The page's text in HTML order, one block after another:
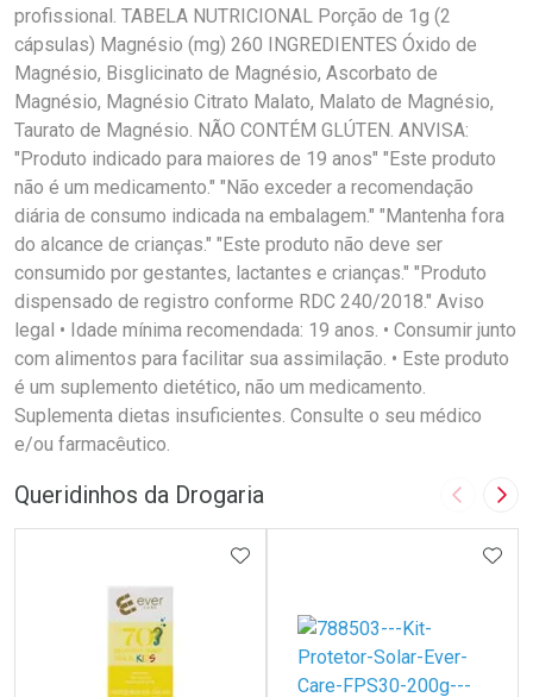
profissional. TABELA NUTRICIONAL Porção de 1g (2
cápsulas) Magnésio (mg) 260 INGREDIENTES Óxido de
Magnésio, Bisglicinato de Magnésio, Ascorbato de
Magnésio, Magnésio Citrato Malato, Malato de Magnésio,
Taurato de Magnésio. NÃO CONTÉM GLÚTEN. ANVISA:
"Produto indicado para maiores de 19 anos" "Este produto
não é um medicamento." "Não exceder a recomendação
diária de consumo indicada na embalagem." "Mantenha fora
do alcance de crianças." "Este produto não deve ser
consumido por gestantes, lactantes e crianças." "Produto
dispensado de registro conforme RDC 240/2018." Aviso
legal • Idade mínima recomendada: 19 anos. • Consumir junto
com alimentos para facilitar sua assimilação. • Este produto
é um suplemento dietético, não um medicamento.
Suplementa dietas insuficientes. Consulte o seu médico
e/ou farmacêutico.
Queridinhos da Drogaria Imagem
ADICIONAR AOS FAVORITOS